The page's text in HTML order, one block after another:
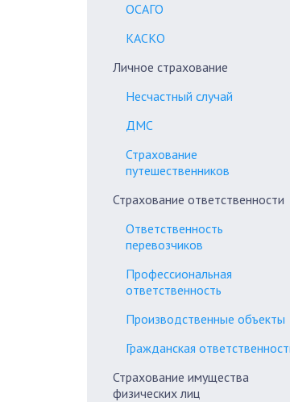
ОСАГО
КАСКО
Личное страхование
Несчастный случай
ДМС
Страхование
путешественников
Страхование ответственности
Ответственность
перевозчиков
Профессиональная
ответственность
Производственные объекты
Гражданская
Страхование имущества
физических лиц